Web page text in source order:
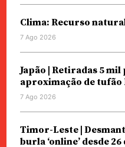
Clima: Recurso
7 Ago 2026
Japão | Retiradas 5 mil
aproximação de tufão
7 Ago 2026
Timor-Leste |
burla ‘online’ desde